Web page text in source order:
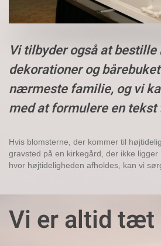
Vi tilbyder også at bestille
dekorationer og
nærmeste familie, og vi
med at formulere en tekst
Hvis blomsterne, der kommer til
gravsted på en kirkegård, der ikke ligger
hvor højtideligheden afholdes, kan vi
Vi er altid tæt